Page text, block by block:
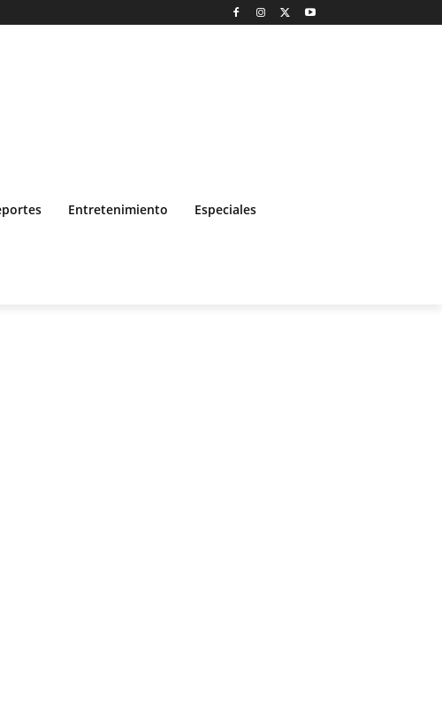
Entretenimiento Especiales